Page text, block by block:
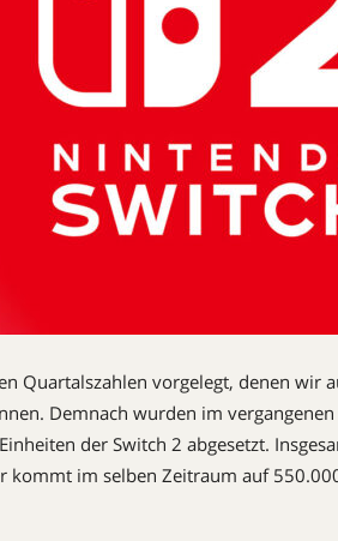
Quartalszahlen vorgelegt, denen wir
Demnach wurden im
der Switch 2 abgesetzt.
kommt im selben Zeitraum auf